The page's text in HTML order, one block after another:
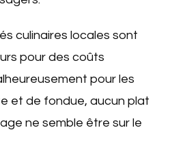
culinaires locales sont
pour des coûts
pour les
et de fondue, aucun plat
ne semble être sur le